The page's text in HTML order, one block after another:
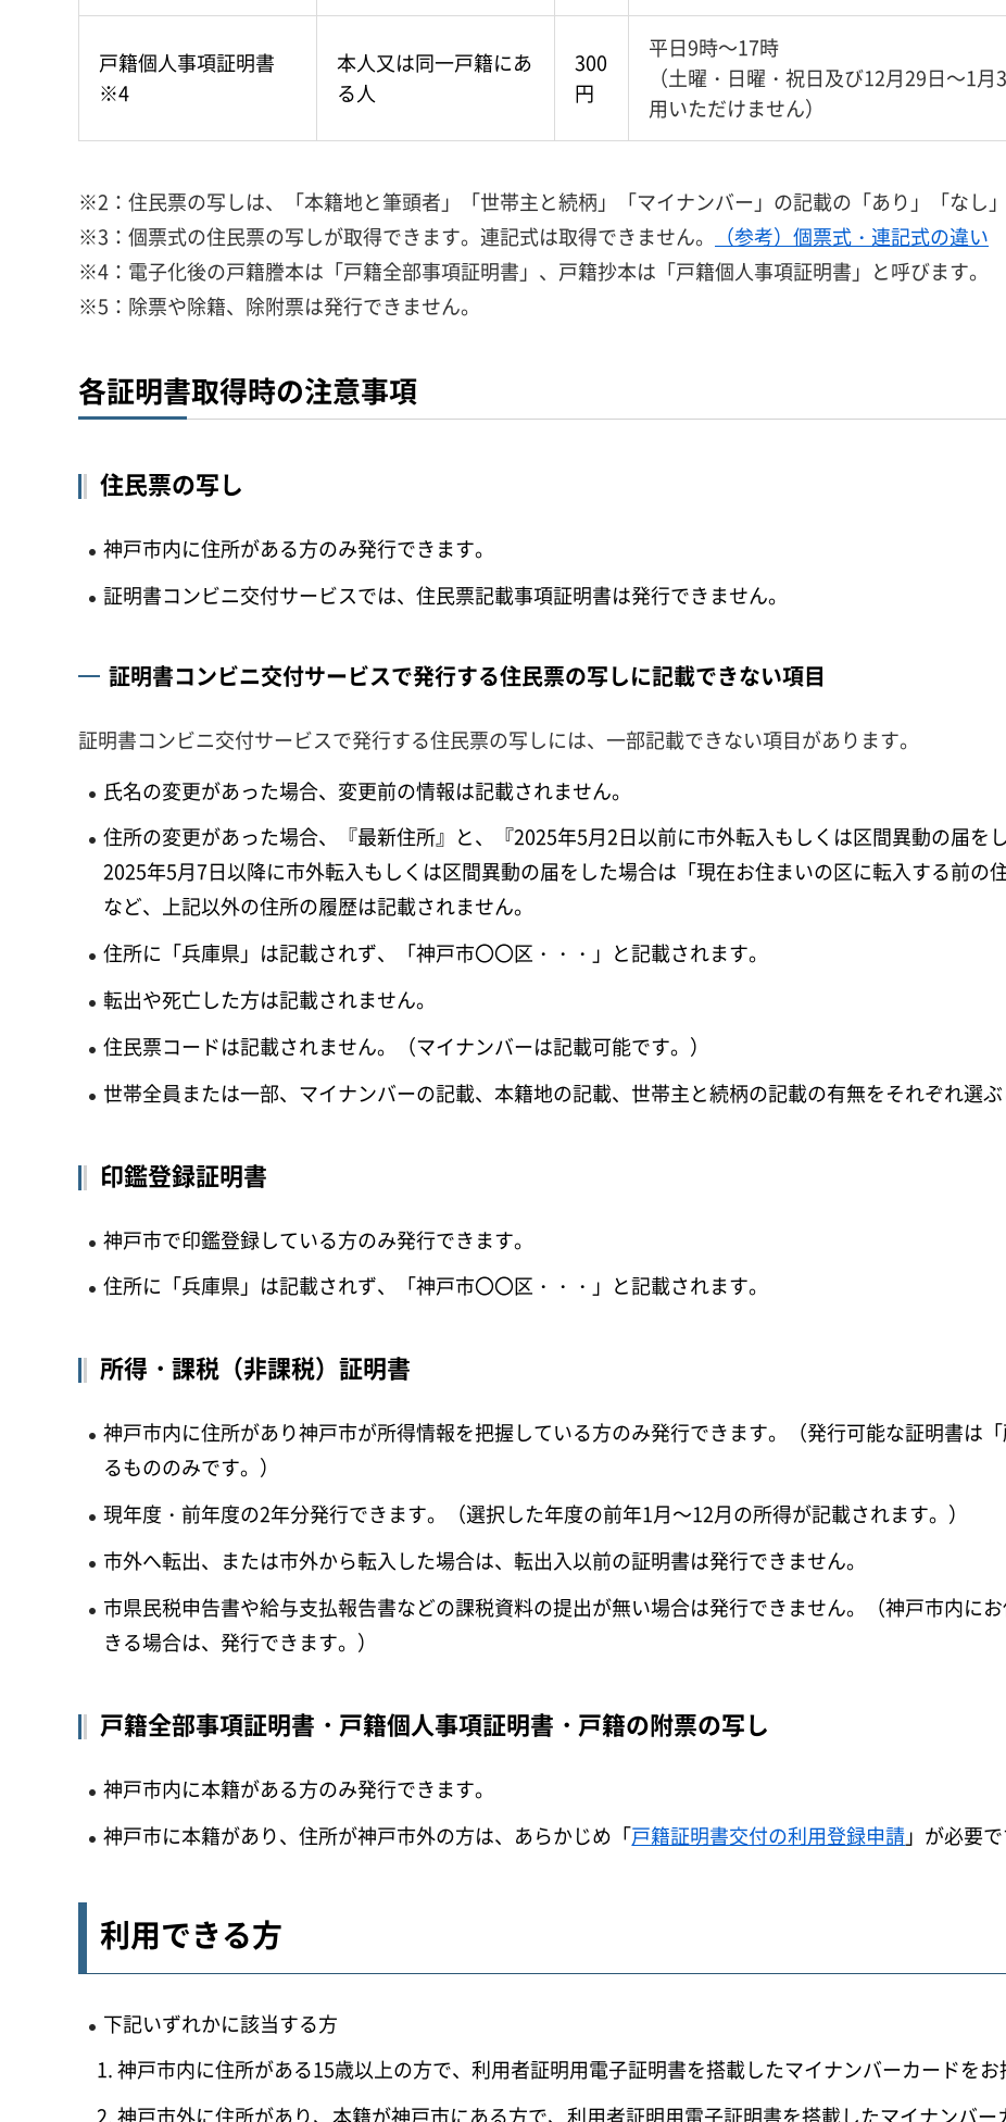
戸籍個人事項証明書
※4
本人又は同一戸籍にあ
る人
300
円
平日9時～17時
（土曜・日曜・祝日及び12月29日～1
用いただけません）
※2：住民票の写しは、「本籍地と筆頭者」「世帯主と続柄」「マイナンバー」の記載の「あり」「なし」
※3：個票式の住民票の写しが取得できます。連記式は取得できません。
（参考）個票式・連記式の違い
※4：電子化後の戸籍謄本は「戸籍全部事項証明書」、戸籍抄本は「戸籍個人事項証明書」と呼びます。
※5：除票や除籍、除附票は発行できません。
各証明書取得時の注意事項
住民票の写し
神戸市内に住所がある方のみ発行できます。
証明書コンビニ交付サービスでは、住民票記載事項証明書は発行できません。
証明書コンビニ交付サービスで発行する住民票の写しに記載できない項目
証明書コンビニ交付サービスで発行する住民票の写しには、一部記載できない項目があります。
氏名の変更があった場合、変更前の情報は記載されません。
住所の変更があった場合、『最新住所』と、『2025年5月2日以前に市外転入もしくは区間異動の届を
2025年5月7日以降に市外転入もしくは区間異動の届をした場合は「現在お住まいの区に転入する前の
など、上記以外の住所の履歴は記載されません。
住所に「兵庫県」は記載されず、「神戸市〇〇区・・・」と記載されます。
転出や死亡した方は記載されません。
住民票コードは記載されません。（マイナンバーは記載可能です。）
世帯全員または一部、マイナンバーの記載、本籍地の記載、世帯主と続柄の記載の有無をそれぞれ選ぶ
印鑑登録証明書
神戸市で印鑑登録している方のみ発行できます。
住所に「兵庫県」は記載されず、「神戸市〇〇区・・・」と記載されます。
所得・課税（非課税）証明書
神戸市内に住所があり神戸市が所得情報を把握している方のみ発行できます。（発行可能な証明書は
るもののみです。）
現年度・前年度の2年分発行できます。（選択した年度の前年1月～12月の所得が記載されます。）
市外へ転出、または市外から転入した場合は、転出入以前の証明書は発行できません。
市県民税申告書や給与支払報告書などの課税資料の提出が無い場合は発行できません。（神戸市内に
きる場合は、発行できます。）
戸籍全部事項証明書・戸籍個人事項証明書・戸籍の附票の写し
神戸市内に本籍がある方のみ発行できます。
神戸市に本籍があり、住所が神戸市外の方は、あらかじめ「戸籍証明書交付の利用登録申請」が必要で
利用できる方
下記いずれかに該当する方
神戸市内に住所がある15歳以上の方で、利用者証明用電子証明書を搭載したマイナンバーカードをお